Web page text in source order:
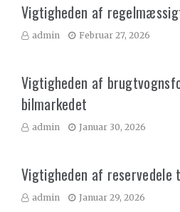
Vigtigheden af
admin Februar 27, 2026
Vigtigheden af
bilmarkedet
admin Januar 30, 2026
Vigtigheden af reservedele
admin Januar 29, 2026